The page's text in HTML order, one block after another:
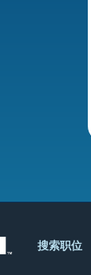
搜索职位